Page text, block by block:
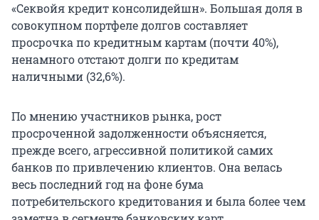
«Секвойя кредит консолидейшн». Большая доля в
совокупном портфеле долгов составляет
просрочка по кредитным картам (почти 40%),
ненамного отстают долги по кредитам
наличными (32,6%).
По мнению участников рынка, рост
просроченной задолженности объясняется,
прежде всего, агрессивной политикой самих
банков по привлечению клиентов. Она велась
весь последний год на фоне бума
потребительского кредитования и была более чем